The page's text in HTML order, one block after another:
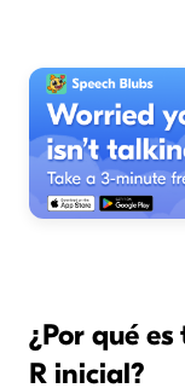
¿Por qué
R inicial?